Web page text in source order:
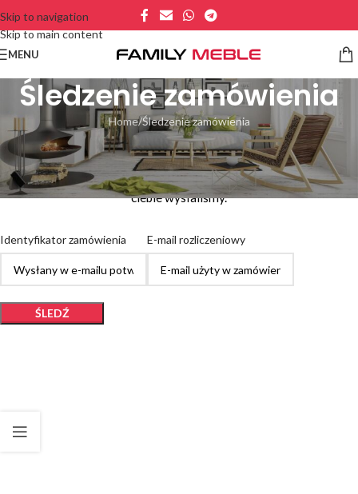
Skip to navigation
Skip to main content
MENU
Śledzenie zamówienia
Home Śledzenie zamówienia
Aby śledzić swoje zamówienie wpisz jego numer w polu poniżej i
naciśnij przycisk "Śledź". Numer zamówienia znajdziesz na
paragonie oraz w mailu potwierdzającym zamówienie, który do
ciebie wysłaliśmy.
Identyfikator zamówienia E-mail rozliczeniowy
ŚLEDŹ